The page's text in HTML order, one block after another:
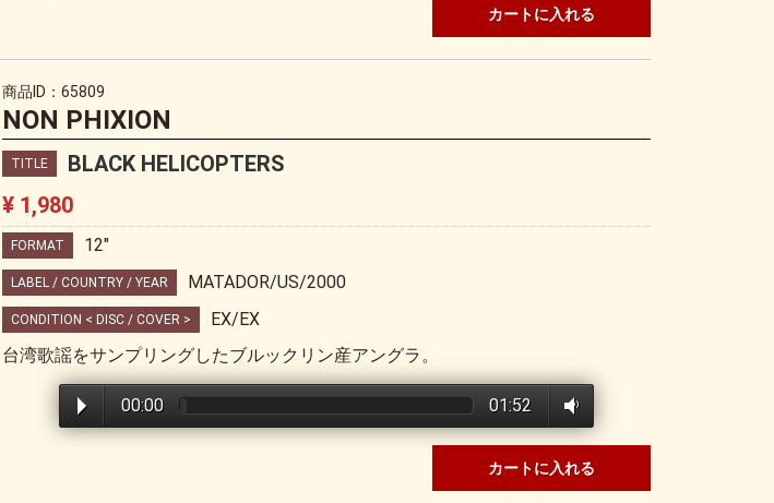
カートに入れる
商品ID：65809
NON PHIXION
TITLE
BLACK HELICOPTERS
¥ 1,980
FORMAT 12"
LABEL / COUNTRY / YEAR MATADOR/US/2000
CONDITION < DISC / COVER >
EX/EX
台湾歌謡をサンプリングしたブルックリン産アングラ。
00:00 01:52
カートに入れる